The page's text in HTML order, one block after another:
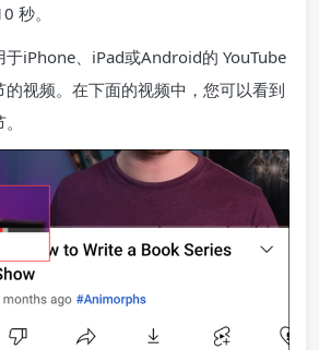
秒。
于iPhone iPad或Android的 YouTube
视频。在下面的视频中，您可以看到